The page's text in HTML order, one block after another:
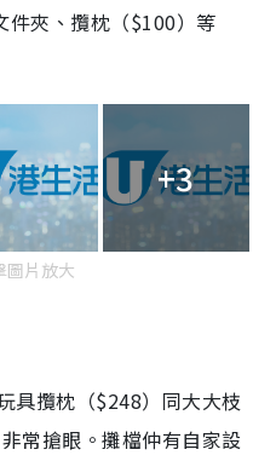
件夾、攬枕（$100）等
+3
圖片放大
具攬枕（$248）同大大枝
常搶眼。攤檔仲有自家設